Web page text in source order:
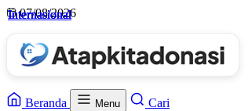
Skip
content
07/08/2026
Beranda Menu
Cari
Internasional
Internasional
Internasional
Internasional